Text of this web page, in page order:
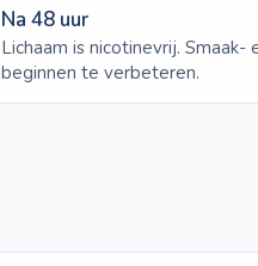
Na 48 uur
Lichaam is nicotinevrij. Smaak-
beginnen te verbeteren.